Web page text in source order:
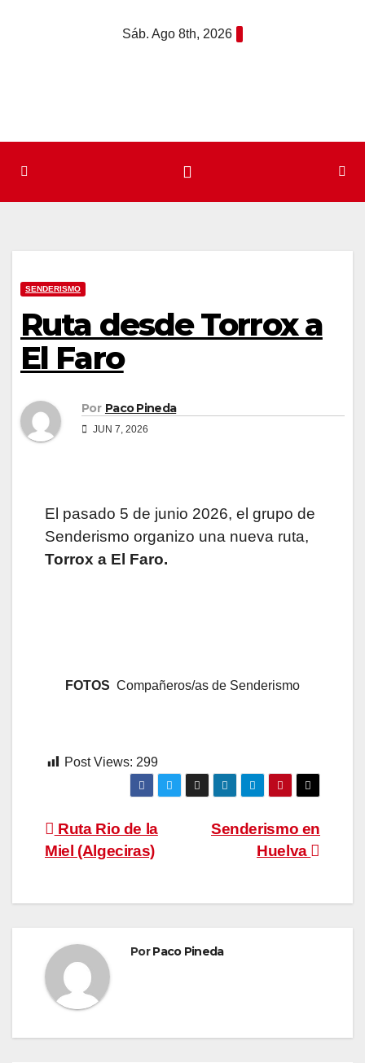
Sáb. Ago 8th, 2026
SENDERISMO
Ruta desde Torrox a
El Faro
Por Paco Pineda
JUN 7, 2026
El pasado 5 de junio 2026, el grupo de
Senderismo organizo una nueva ruta,
Torrox a El Faro.
FOTOS Compañeros/as de Senderismo
Post Views: 299
Navegación
de
entradas
Senderismo en
Huelva
Ruta Rio de la
Miel (Algeciras)
PorPaco Pineda